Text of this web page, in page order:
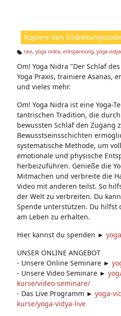
Kopiere den
g
s:
ravi, yoga nidra, entspannung, yoga-
Om! Yoga Nidra "Der Schlaf
Yoga Praxis, trainiere Asanas,
und vieles mehr.
Om! Yoga Nidra ist eine Yoga-
tantrischen Tradition, die
bewussten Schlaf den Zugang
Bewusstseinsschichten
systematische Methode, um
emotionale und physische
herbeizuführen. Genieße die
Mitmachen und verbreite die
Video mit anderen teilst. So
der Welt zu verbreiten. Du
Spende unterstützen. Du hilfst
am Leben zu erhalten.
Hier kannst du spenden ►
UNSER ONLINE ANGEBOT
- Unsere Online Seminare ►
- Unsere Video Seminare ►
kurse/video-seminare/
- Das Live Programm ► yoga-
kurse/yoga-vidya-live